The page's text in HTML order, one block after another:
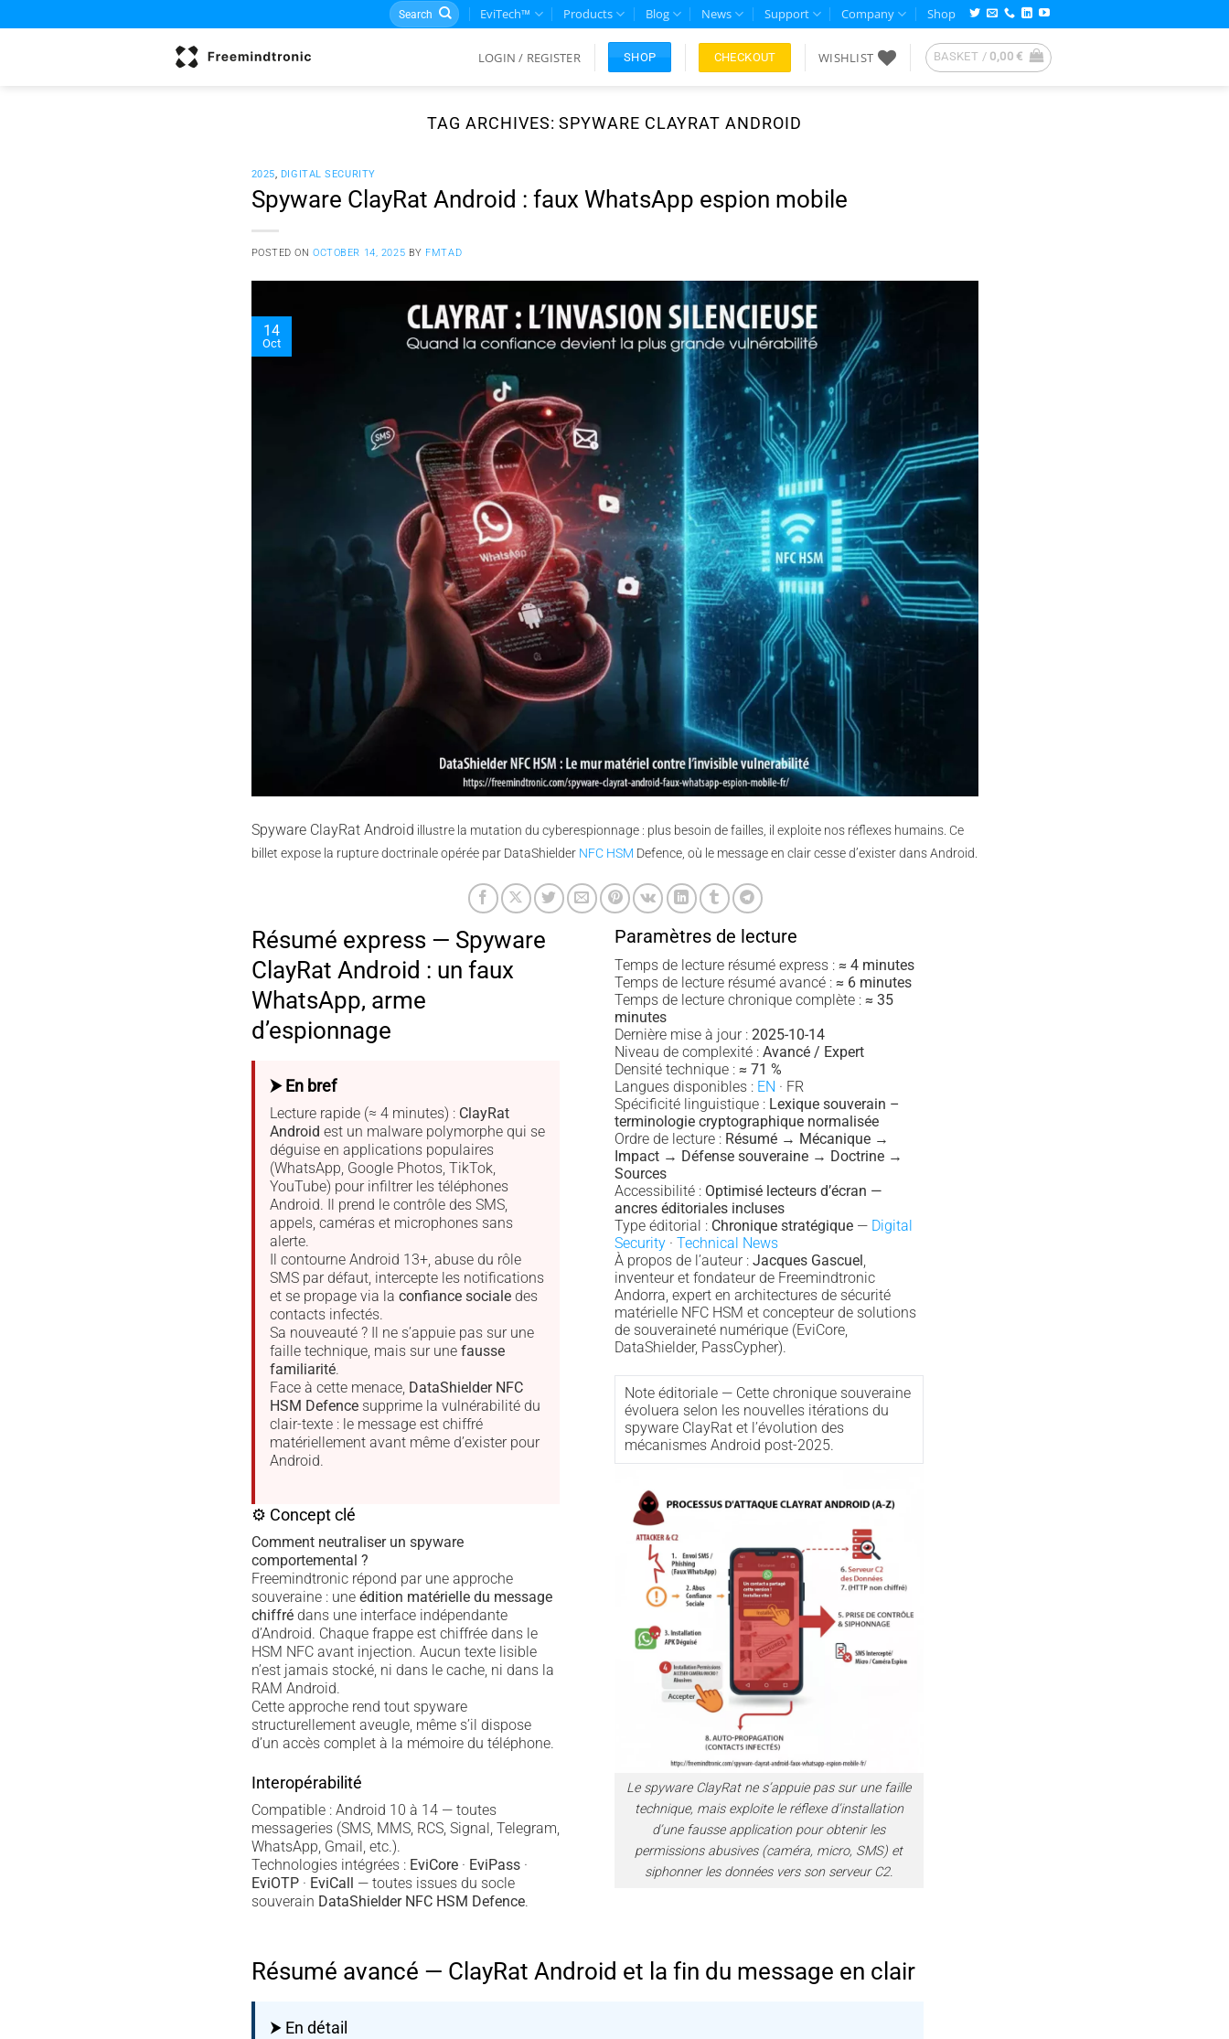
to
Search
for:
EviTech™ Products Blog News Support Company Shop
LOGIN / REGISTER SHOP CHECKOUT WISHLIST BASKET / 0,00€
TAG ARCHIVES:SPYWARE CLAYRAT ANDROID
2025, DIGITAL SECURITY
Spyware ClayRat Android : faux WhatsApp espion mobile
POSTED ONOCTOBER 14, 2025 BY FMTAD
14
Oct
Spyware ClayRat Android illustre la mutation du cyberespionnage : plus besoin de failles, il exploite nos réflexes humains. Ce
billet expose la rupture doctrinale opérée par DataShielder NFC HSM Defence, où le message en clair cesse d’exister dans Android.
Résumé express — Spyware
ClayRat Android : un faux
WhatsApp, arme
d’espionnage
⮞ En bref
Lecture rapide (≈ 4 minutes) : ClayRat
Android est un malware polymorphe qui se
déguise en applications populaires
(WhatsApp, Google Photos, TikTok,
YouTube) pour infiltrer les téléphones
Android. Il prend le contrôle des SMS,
appels, caméras et microphones sans
alerte.
Il contourne Android 13+, abuse du rôle
SMS par défaut, intercepte les notifications
et se propage via la confiance socialedes
contacts infectés.
Sa nouveauté ? Il ne s’appuie pas sur une
faille technique, mais sur une fausse
familiarité.
Face à cette menace, DataShielder NFC
HSM Defencesupprime la vulnérabilité du
clair-texte : le message est chiffré
matériellement avant même d’exister pour
Android.
⚙ Concept clé
Comment neutraliser un spyware
comportemental ?
Freemindtronic répond par une approche
souveraine : une édition matérielle du message
chiffrédans une interface indépendante
d’Android. Chaque frappe est chiffrée dans le
HSM NFC avant injection. Aucun texte lisible
n’est jamais stocké, ni dans le cache, ni dans la
RAM Android.
Cette approche rend tout spyware
structurellement aveugle, même s’il dispose
d’un accès complet à la mémoire du téléphone.
Interopérabilité
Compatible : Android 10 à 14 — toutes
messageries (SMS, MMS, RCS, Signal, Telegram,
WhatsApp, Gmail, etc.).
Technologies intégrées : EviCore· EviPass·
EviOTP· EviCall — toutes issues du socle
souverain DataShielder NFC HSM Defence.
Paramètres de lecture
Temps de lecture résumé express : ≈ 4 minutes
Temps de lecture résumé avancé : ≈ 6 minutes
Temps de lecture chronique complète : ≈ 35
minutes
Dernière mise à jour : 2025-10-14
Niveau de complexité : Avancé / Expert
Densité technique : ≈ 71 %
Langues disponibles : EN · FR
Spécificité linguistique : Lexique souverain –
terminologie cryptographique normalisée
Ordre de lecture : Résumé → Mécanique →
Impact → Défense souveraine → Doctrine →
Sources
Accessibilité : Optimisé lecteurs d’écran —
ancres éditoriales incluses
Type éditorial : Chronique stratégique — Digital
Security · Technical News
À propos de l’auteur : Jacques Gascuel,
inventeur et fondateur de Freemindtronic
Andorra, expert en architectures de sécurité
matérielle NFC HSM et concepteur de solutions
de souveraineté numérique (EviCore,
DataShielder, PassCypher).
Note éditoriale — Cette chronique souveraine
évoluera selon les nouvelles itérations du
spyware ClayRat et l’évolution des
mécanismes Android post-2025.
Le spyware ClayRat ne s’appuie pas sur une faille
technique, mais exploite le réflexe d’installation
d’une fausse application pour obtenir les
permissions abusives (caméra, micro, SMS) et
siphonner les données vers son serveur C2.
Résumé avancé — ClayRat Android et la fin du message en clair
⮞ En détail